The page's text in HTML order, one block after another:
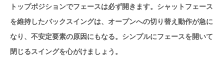
トップポジションでフェースは必ず開きます。シャットフェース
を維持したバックスイングは、オープンへの切り替え動作が急に
なり、不安定要素の原因にもなる。シンプルにフェースを開いて
閉じるスイングを心がけましょう。